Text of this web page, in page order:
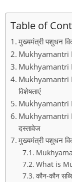
Table of
मुख्यमंत्री पशुधन
Mukhyamantri
Mukhyamantri
Mukhyamantri
विशेषताएं
Mukhyamantri
Mukhyamantri
दस्तावेज
मुख्यमंत्री पशुधन
What is
कौन-कौन